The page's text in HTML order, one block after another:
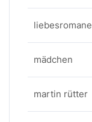
liebesromane
mädchen
martin rütter